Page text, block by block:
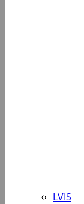
LVIS